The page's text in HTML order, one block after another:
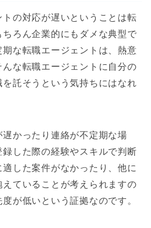
の対応が遅いということは転
ろん企業的にもダメな典型で
な転職エージェントは、熱意
な転職エージェントに自分の
託そうという気持ちにはなれ
かったり連絡が不定期な場
した際の経験やスキルで判断
した案件がなかったり、他に
ていることが考えられますの
が低いという証拠なのです。